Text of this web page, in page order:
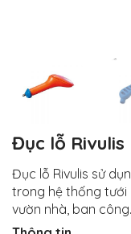
Đục lỗ Rivulis
Đục lỗ Rivulis sử
trong hệ thống tưới
vườn nhà, ban công.